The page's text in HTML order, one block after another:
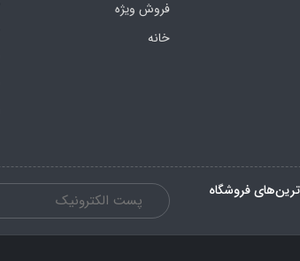
فروش ویژه
خانه
فروشگاه